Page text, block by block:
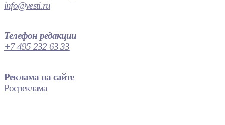
info@vesti.ru
Телефон редакции
+7 495 232 63 33
Реклама на сайте
Росреклама